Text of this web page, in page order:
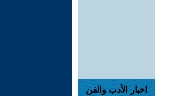
اخبار الأدب والفن